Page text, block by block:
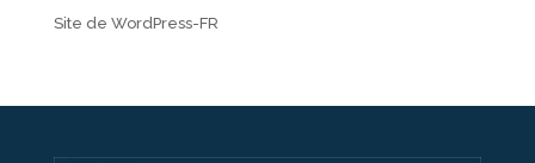
Site de WordPress-FR